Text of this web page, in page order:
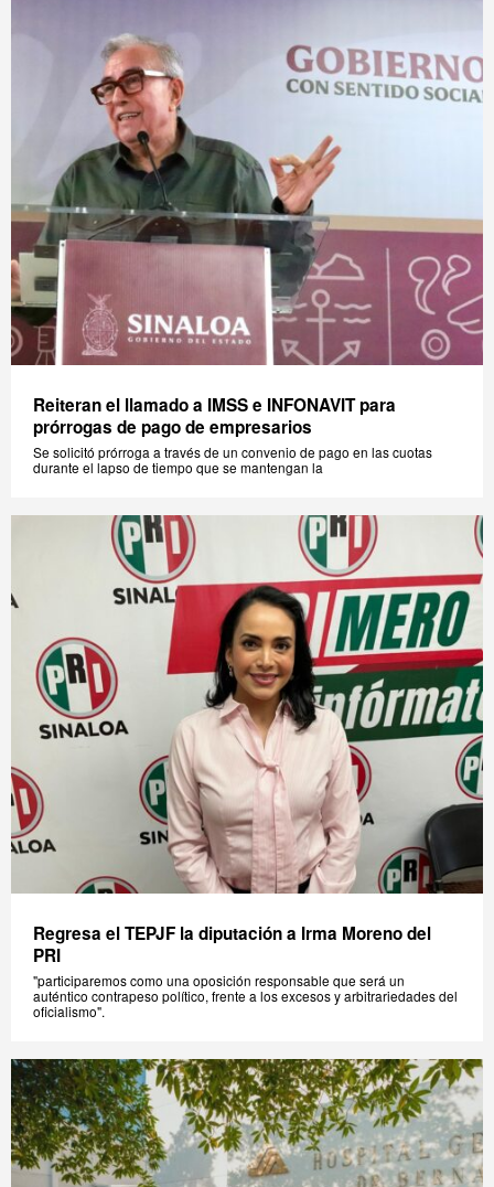
Reiteran el llamado a IMSS e INFONAVIT para
prórrogas de pago de empresarios
Se solicitó prórroga a través de un convenio de pago en las cuotas
durante el lapso de tiempo que se mantengan la
Regresa el TEPJF la diputación a Irma Moreno del
PRI
"participaremos como una oposición responsable que será un
auténtico contrapeso político, frente a los excesos y arbitrariedades del
oficialismo".